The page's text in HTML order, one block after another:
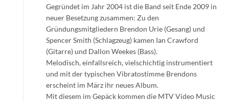
Gegründet im Jahr 2004 ist die Band seit Ende 2009 in
neuer Besetzung zusammen: Zu den
Gründungsmitgliedern Brendon Urie (Gesang) und
Spencer Smith (Schlagzeug) kamen Ian Crawford
(Gitarre) und Dallon Weekes (Bass).
Melodisch, einfallsreich, vielschichtig instrumentiert
und mit der typischen Vibratostimme Brendons
erscheint im März ihr neues Album.
Mit diesem im Gepäck kommen die MTV Video Music